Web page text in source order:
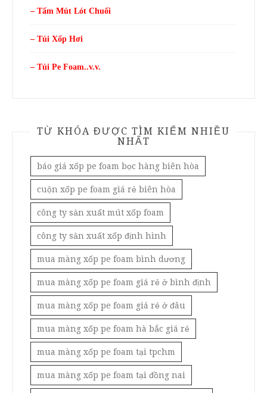
– Tấm Mút Lót Chuối
– Túi Xốp Hơi
– Túi Pe Foam..v.v.
TỪ KHÓA ĐƯỢC TÌM KIẾM NHIỀU
NHẤT
báo giá xốp pe foam bọc hàng biên hòa
cuộn xốp pe foam giá rẻ biên hòa
công ty sản xuất mút xốp foam
công ty sản xuất xốp định hình
mua màng xốp pe foam bình dương
mua màng xốp pe foam giá rẻ ở bình định
mua màng xốp pe foam giá rẻ ở đâu
mua màng xốp pe foam hà bắc giá rẻ
mua màng xốp pe foam tại tpchm
mua màng xốp pe foam tại đồng nai